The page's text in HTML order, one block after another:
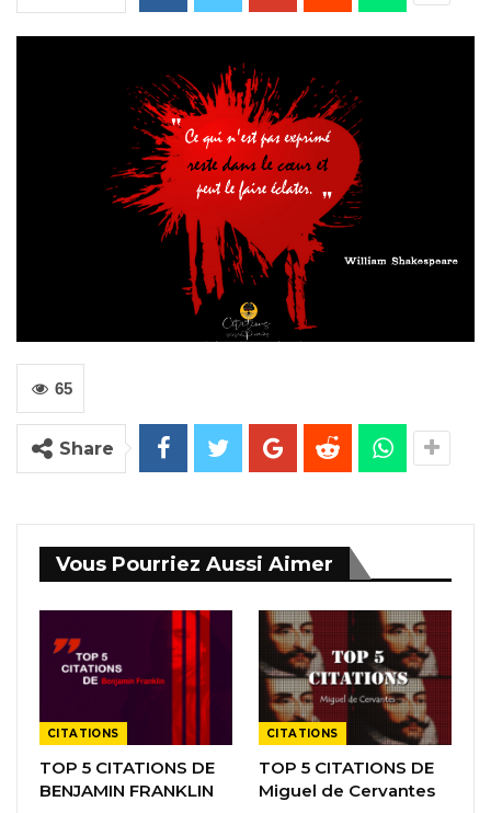
65
Share
Vous Pourriez Aussi Aimer
CITATIONS
TOP 5 CITATIONS DE
BENJAMIN FRANKLIN
CITATIONS
TOP 5 CITATIONS DE
Miguel de Cervantes